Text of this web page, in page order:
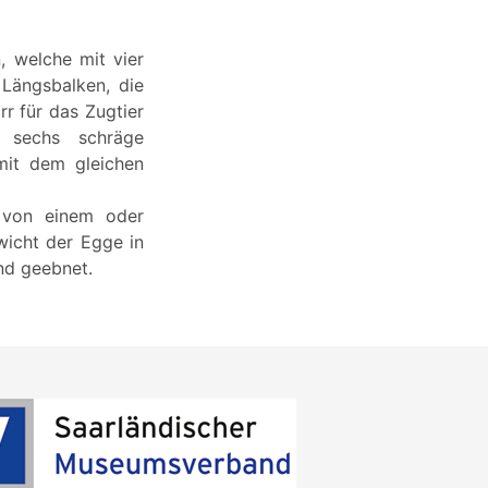
welche mit vier
die
für das Zugtier
schräge
dem gleichen
einem oder
der Egge in
geebnet.